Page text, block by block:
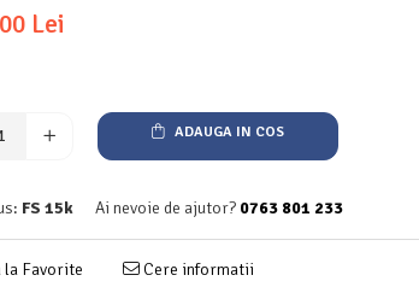
Lei
ADAUGA IN COS
FS 15k Ai nevoie de ajutor? 0763 801 233
la Favorite Cere informatii